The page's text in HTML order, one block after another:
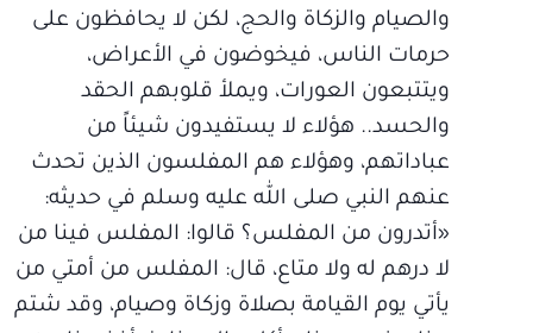
والصيام والزكاة والحج، لكن لا يحافظون على
حرمات الناس، فيخوضون في الأعراض،
ويتتبعون العورات، ويملأ قلوبهم الحقد
والحسد.. هؤلاء لا يستفيدون شيئاً من
عباداتهم، وهؤلاء هم المفلسون الذين تحدث
عنهم النبي صلى الله عليه وسلم في حديثه:
«أتدرون من المفلس؟ قالوا: المفلس فينا من
لا درهم له ولا متاع، قال: المفلس من أمتي من
يأتي يوم القيامة بصلاة وزكاة وصيام، وقد شتم